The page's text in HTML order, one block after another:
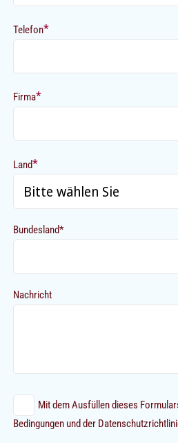
Telefon*
Firma*
Land*
Bundesland*
Nachricht
Mit dem Ausfüllen dieses
Bedingungen und der